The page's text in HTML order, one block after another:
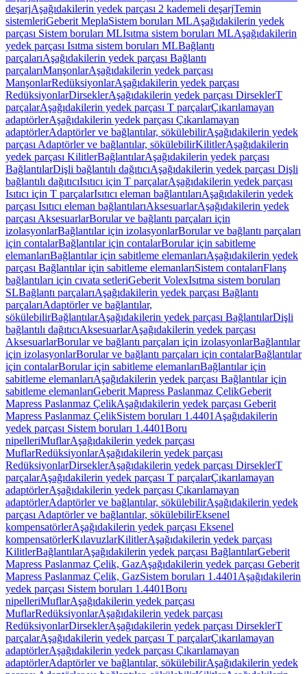
deşarjAşağıdakilerin yedek parçası 2 kademeli deşarjTemin
sistemleriGeberit MeplaSistem boruları MLAşağıdakilerin yedek
parçası Sistem boruları MLIsıtma sistem boruları MLAşağıdakilerin
yedek parçası Isıtma sistem boruları MLBağlantı
parçalarıAşağıdakilerin yedek parçası Bağlantı
parçalarıManşonlarAşağıdakilerin yedek parçası
ManşonlarRedüksiyonlarAşağıdakilerin yedek parçası
RedüksiyonlarDirseklerAşağıdakilerin yedek parçası DirseklerT
parçalarAşağıdakilerin yedek parçası T parçalarÇıkarılamayan
adaptörlerAşağıdakilerin yedek parçası Çıkarılamayan
adaptörlerAdaptörler ve bağlantılar, sökülebilirAşağıdakilerin yedek
parçası Adaptörler ve bağlantılar, sökülebilirKilitlerAşağıdakilerin
yedek parçası KilitlerBağlantılarAşağıdakilerin yedek parçası
BağlantılarDişli bağlantılı dağıtıcıAşağıdakilerin yedek parçası Dişli
bağlantılı dağıtıcıIsıtıcı için T parçalarAşağıdakilerin yedek parçası
Isıtıcı için T parçalarIsıtıcı eleman bağlantılarıAşağıdakilerin yedek
parçası Isıtıcı eleman bağlantılarıAksesuarlarAşağıdakilerin yedek
parçası AksesuarlarBorular ve bağlantı parçaları için
izolasyonlarBağlantılar için izolasyonlarBorular ve bağlantı parçaları
için contalarBağlantılar için contalarBorular için sabitleme
elemanlarıBağlantılar için sabitleme elemanlarıAşağıdakilerin yedek
parçası Bağlantılar için sabitleme elemanlarıSistem contalarıFlanş
bağlantıları için cıvata setleriGeberit VolexIsıtma sistem boruları
SLBağlantı parçalarıAşağıdakilerin yedek parçası Bağlantı
parçalarıAdaptörler ve bağlantılar,
sökülebilirBağlantılarAşağıdakilerin yedek parçası BağlantılarDişli
bağlantılı dağıtıcıAksesuarlarAşağıdakilerin yedek parçası
AksesuarlarBorular ve bağlantı parçaları için izolasyonlarBağlantılar
için izolasyonlarBorular ve bağlantı parçaları için contalarBağlantılar
için contalarBorular için sabitleme elemanlarıBağlantılar için
sabitleme elemanlarıAşağıdakilerin yedek parçası Bağlantılar için
sabitleme elemanlarıGeberit Mapress Paslanmaz ÇelikGeberit
Mapress Paslanmaz ÇelikAşağıdakilerin yedek parçası Geberit
Mapress Paslanmaz ÇelikSistem boruları 1.4401 Aşağıdakilerin
yedek parçası Sistem boruları 1.4401Boru
nipelleriMuflarAşağıdakilerin yedek parçası
MuflarRedüksiyonlarAşağıdakilerin yedek parçası
RedüksiyonlarDirseklerAşağıdakilerin yedek parçası DirseklerT
parçalarAşağıdakilerin yedek parçası T parçalarÇıkarılamayan
adaptörlerAşağıdakilerin yedek parçası Çıkarılamayan
adaptörlerAdaptörler ve bağlantılar, sökülebilirAşağıdakilerin yedek
parçası Adaptörler ve bağlantılar, sökülebilirEksenel
kompensatörlerAşağıdakilerin yedek parçası Eksenel
kompensatörlerKılavuzlarKilitlerAşağıdakilerin yedek parçası
KilitlerBağlantılarAşağıdakilerin yedek parçası BağlantılarGeberit
Mapress Paslanmaz Çelik, GazAşağıdakilerin yedek parçası Geberit
Mapress Paslanmaz Çelik, GazSistem boruları 1.4401 Aşağıdakilerin
yedek parçası Sistem boruları 1.4401Boru
nipelleriMuflarAşağıdakilerin yedek parçası
MuflarRedüksiyonlarAşağıdakilerin yedek parçası
RedüksiyonlarDirseklerAşağıdakilerin yedek parçası DirseklerT
parçalarAşağıdakilerin yedek parçası T parçalarÇıkarılamayan
adaptörlerAşağıdakilerin yedek parçası Çıkarılamayan
adaptörlerAdaptörler ve bağlantılar, sökülebilirAşağıdakilerin yedek